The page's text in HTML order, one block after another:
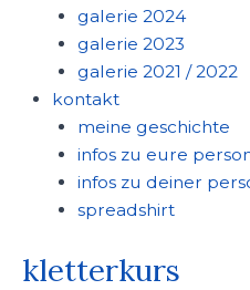
galerie 2024
galerie 2023
galerie 2021 / 2022
kontakt
meine geschichte
infos zu eure
infos zu deiner
spreadshirt
kletterkurs